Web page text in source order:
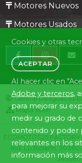
Motores Nuevos
Motores Usados
Central Desguaces
Mapa Web
ECOMOTOS25
Ind. Lo Bolarín, 30360
Cookies y otras
ACEPTAR
Al hacer clic en
Adobe y terceros,
para mejorar su
medir su grado de
contenido y poder
relevantes en los
información más